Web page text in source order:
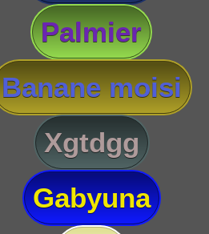
Palmier
Banane moisi
Xgtdgg
Gabyuna